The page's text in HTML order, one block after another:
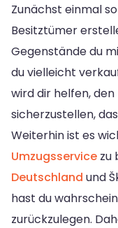
Zunächst einmal
Besitztümer
Gegenstände du
du vielleicht
wird dir helfen,
sicherzustellen,
Weiterhin ist es
Umzugsservice zu
Deutschland und
hast du
zurückzulegen.